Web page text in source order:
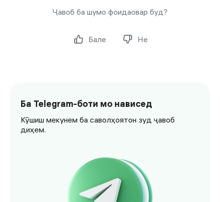
Ҷавоб ба шумо фоидаовар буд?
Бале Не
Ба Telegram-боти мо нависед
Кӯшиш мекунем ба саволҳоятон зуд ҷавоб
диҳем.